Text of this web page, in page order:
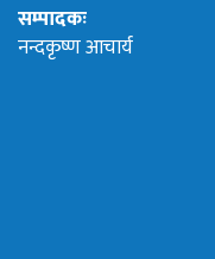
सम्पादकः
नन्दकृष्ण आचार्य